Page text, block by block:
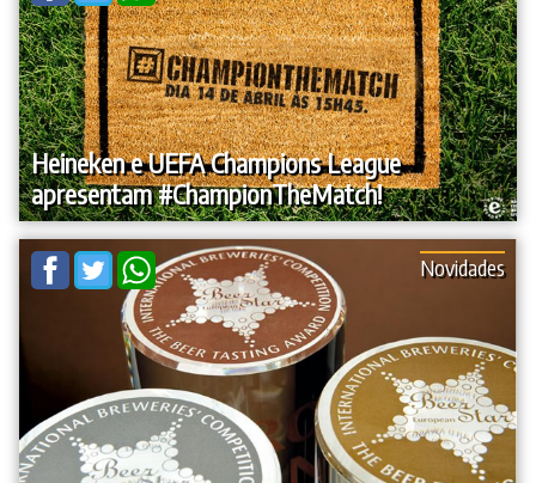
Heineken e UEFA Champions League
apresentam #ChampionTheMatch!
Novidades